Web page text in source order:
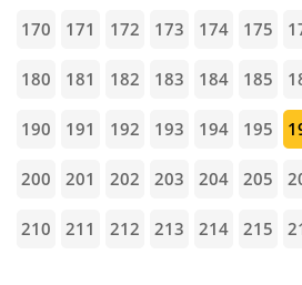
170 171 172 173 174 175
180 181 182 183 184 185
190 191 192 193 194 195
200 201 202 203 204 205
210 211 212 213 214 215